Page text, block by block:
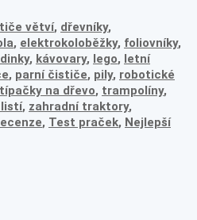
větví, dřevníky,
, elektrokoloběžky, foliovníky,
, kávovary, lego, letní
, parní čističe, pily, robotické
na dřevo, trampolíny,
listí, zahradní traktory,
, Test praček, Nejlepší